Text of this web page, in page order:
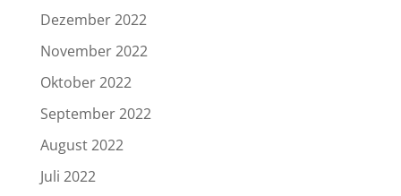
Dezember 2022
November 2022
Oktober 2022
September 2022
August 2022
Juli 2022